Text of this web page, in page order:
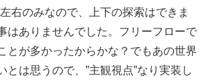
右のみなので、上下の探索はできま
はありませんでした。フリーフローで
とが多かったからかな？でもあの世界
とは思うので、”主観視点”なり実装し